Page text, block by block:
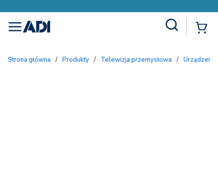
menu
Strona główna / Produkty / Telewizja przemysłowa /